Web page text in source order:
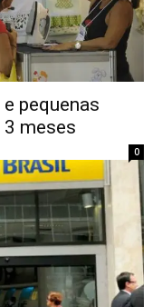
pequenas
meses
0